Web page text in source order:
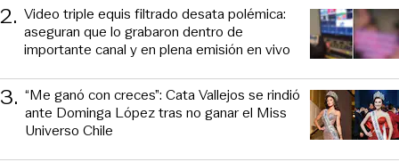
2. Video triple equis filtrado desata polémica:
aseguran que lo grabaron dentro de
importante canal y en plena emisión en vivo
3. “Me ganó con creces”: Cata Vallejos se rindió
ante Dominga López tras no ganar el Miss
Universo Chile